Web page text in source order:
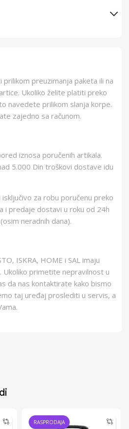
Somogyi Elektronic
6921183097080
prilikom preuzimanja paketa ili na
Ukoliko želite platiti preko
navedete prilikom slanja korpe.
zajedno sa računom.
iznosa poručenih artikala.
5.000 Din troškovi dostave idu
za robu poručenu preko
i predaje dostavi u roku od 24h
neradnih dana).
ISKRA, HOME i SAL imaju
Ukoliko primetite nepravilnost u
da nas kontaktirate kako bismo
taj uređaj proslediti u servis, a
RASPRODAJA